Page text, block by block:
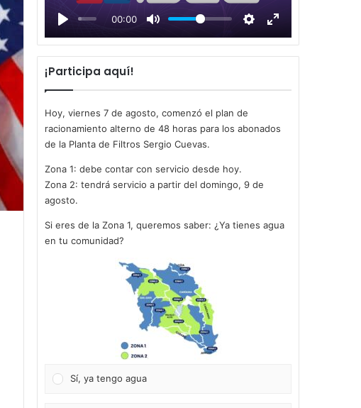
00:00
l
a
y
¡Participa aquí!
Hoy, viernes 7 de agosto, comenzó el plan de
racionamiento alterno de 48 horas para los abonados
de la Planta de Filtros Sergio Cuevas.
Zona 1: debe contar con servicio desde hoy.
Zona 2: tendrá servicio a partir del domingo, 9 de
agosto.
Si eres de la Zona 1, queremos saber: ¿Ya tienes agua
en tu comunidad?
Sí, ya tengo agua